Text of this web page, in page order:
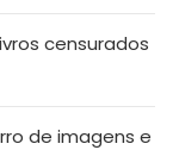
censurados
de imagens e